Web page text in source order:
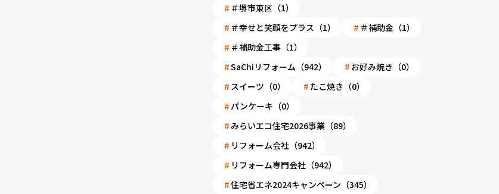
＃堺市東区（1）
＃幸せと笑顔をプラス（1）
＃補助金（1）
＃補助金工事（1）
SaChiリフォーム（942）
お好み焼き（0）
スイーツ（0）
たこ焼き（0）
パンケーキ（0）
みらいエコ住宅2026事業（89）
リフォーム会社（942）
リフォーム専門会社（942）
住宅省エネ2024キャンペーン（345）